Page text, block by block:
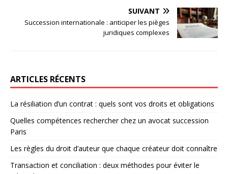
SUIVANT
Succession internationale : anticiper les pièges
juridiques complexes
ARTICLES RÉCENTS
La résiliation d’un contrat : quels sont vos droits et obligations
Quelles compétences rechercher chez un avocat succession
Paris
Les règles du droit d’auteur que chaque créateur doit connaître
Transaction et conciliation : deux méthodes pour éviter le